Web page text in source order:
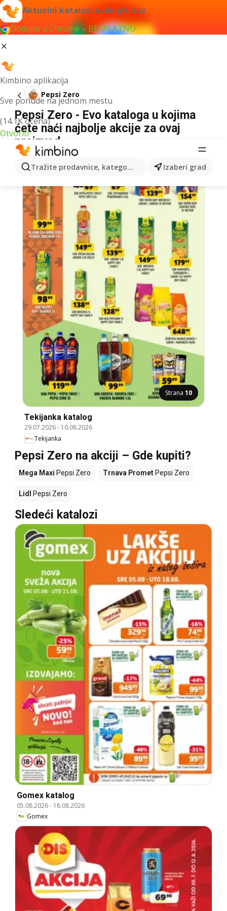
Aktuelni katalozi uvek pri ruci
Dodajte u Chrome – BESPLATNO
Kimbino aplikacija
Sve ponude na jednom mestu
(14.1K ocena)
Otvoriti
Tražite prodavnice, kategorije, proizvode...Izaberi grad
Pepsi Zero
Pepsi Zero - Evo kataloga u kojima
ćete naći najbolje akcije za ovaj
proizvod
Strana 10
Tekijanka katalog
29.07.2026- 10.08.2026
Tekijanka
Pepsi Zero na akciji – Gde kupiti?
Mega Maxi Pepsi Zero Trnava Promet Pepsi Zero
Lidl Pepsi Zero
Sledeći katalozi
Gomex katalog
05.08.2026- 18.08.2026
Gomex